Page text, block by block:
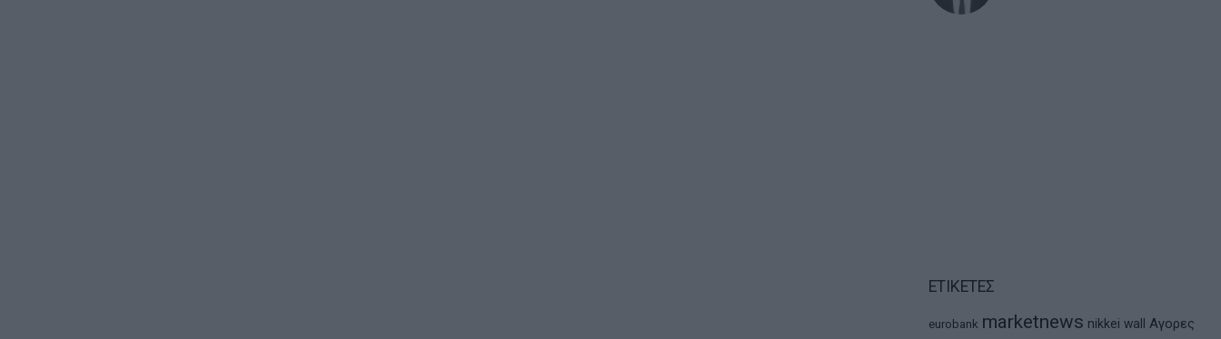
ΕΤΙΚΕΤΕΣ
eurobank marketnews nikkei wall
Αγορες